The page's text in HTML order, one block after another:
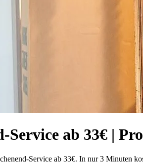
Service ab 33€ |
Service ab 33€. In nur 3 Minuten